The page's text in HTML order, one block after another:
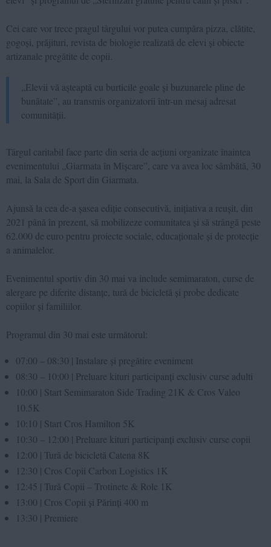
Cei care vor trece pragul târgului vor putea cumpăra pizza, clătite,
gogoși, prăjituri, revista de biologie realizată de elevi și obiecte
artizanale pregătite de copii.
„Elevii vă așteaptă cu burticile goale și buzunarele pline de
bunătate”, au transmis organizatorii într-un mesaj adresat
comunității.
Târgul caritabil face parte din seria de acțiuni organizate înaintea
evenimentului „Giarmata în Mișcare”, care va avea loc sâmbătă, 30
mai, la Sala de Sport din Giarmata.
Ajunsă la cea de-a șasea ediție consecutivă, inițiativa a reușit, din
2021 până în prezent, să mobilizeze comunitatea și să strângă peste
62.000 de euro pentru proiecte sociale, educaționale și de protecție
a animalelor.
Evenimentul sportiv din 30 mai va include semimaraton, curse de
alergare pe diferite distanțe, tură de bicicletă și probe dedicate
copiilor și familiilor.
Programul din 30 mai este următorul:
07:00 – 08:30 | Instalare și pregătire eveniment
08:30 – 10:00 | Preluare kituri participanți exclusiv curse adulti
10:00 | Start Semimaraton Side Trading 21K & Cros Valeo
10.5K
10:10 | Start Cros Hamilton 5K
10:30 – 12:00 | Preluare kituri participanți exclusiv curse copii
12:00 | Tură de bicicletă Catena 8K
12:30 | Cros Copii Carbon Logistics 1K
12:45 | Tură Copii – Trotinete & Role 1K
13:00 | Cros Copii și Părinți 400 m
13:30 | Premiere